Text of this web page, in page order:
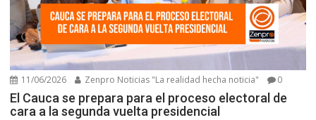
11/06/2026 Zenpro Noticias "La realidad hecha noticia" 0
El Cauca se prepara para el proceso electoral de
cara a la segunda vuelta presidencial